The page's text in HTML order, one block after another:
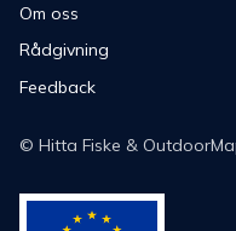
Om oss
Rådgivning
Feedback
© Hitta Fiske &